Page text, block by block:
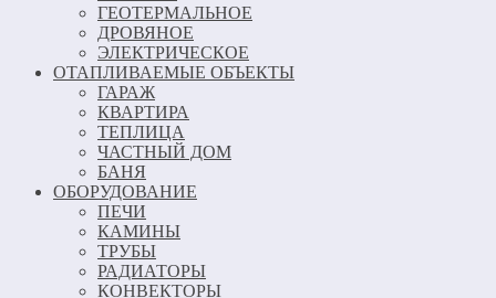
ГЕОТЕРМАЛЬНОЕ
ДРОВЯНОЕ
ЭЛЕКТРИЧЕСКОЕ
ОТАПЛИВАЕМЫЕ ОБЪЕКТЫ
ГАРАЖ
КВАРТИРА
ТЕПЛИЦА
ЧАСТНЫЙ ДОМ
БАНЯ
ОБОРУДОВАНИЕ
ПЕЧИ
КАМИНЫ
ТРУБЫ
РАДИАТОРЫ
КОНВЕКТОРЫ